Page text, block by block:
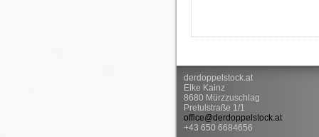
derdoppelstock.at
Elke Kainz
8680 Mürzzuschlag
Pretulstraße 1/1
office@derdoppelstock.at
+43 650 6684656